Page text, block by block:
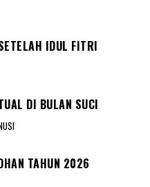
IDUL FITRI
DI BULAN SUCI
TAHUN 2026